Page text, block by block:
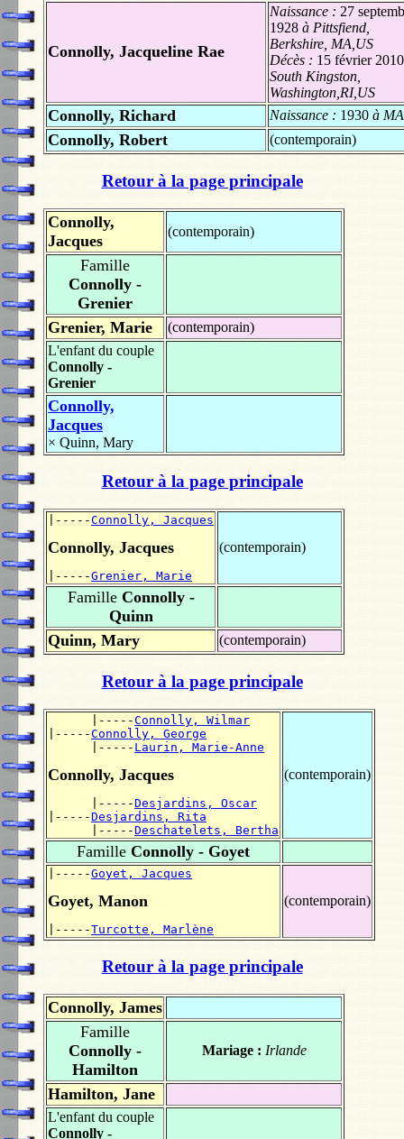
Connolly, Jacqueline Rae
Naissance : 27
1928 à Pittsfiend,
Berkshire, MA,US
Décès : 15 février 2010
South Kingston,
Washington,RI,US
Connolly, Richard Naissance : 1930 à
Connolly, Robert (contemporain)
Retour à la page principale
Connolly,
Jacques
(contemporain)
Famille
Connolly -
Grenier
Grenier, Marie
(contemporain)
L'enfant du couple
Connolly -
Grenier
Connolly,
Jacques
× Quinn, Mary
Retour à la page principale
|-----Connolly, Jacques
Connolly, Jacques
|-----Grenier, Marie
(contemporain)
FamilleConnolly -
Quinn
Quinn, Mary
(contemporain)
Retour à la page principale
      |-----
Connolly, Wilmar
|-----Connolly, George
      |-----
Laurin, Marie-Anne
Connolly, Jacques
      |-----
Desjardins, Oscar
|-----Desjardins, Rita
      |-----
Deschatelets, Bertha
(contemporain)
Famille Connolly - Goyet
|-----Goyet, Jacques
Goyet, Manon
|-----Turcotte, Marlène
(contemporain)
Retour à la page principale
Connolly, James
Famille
Connolly -
Hamilton
Mariage : Irlande
Hamilton, Jane
L'enfant du couple
Connolly -